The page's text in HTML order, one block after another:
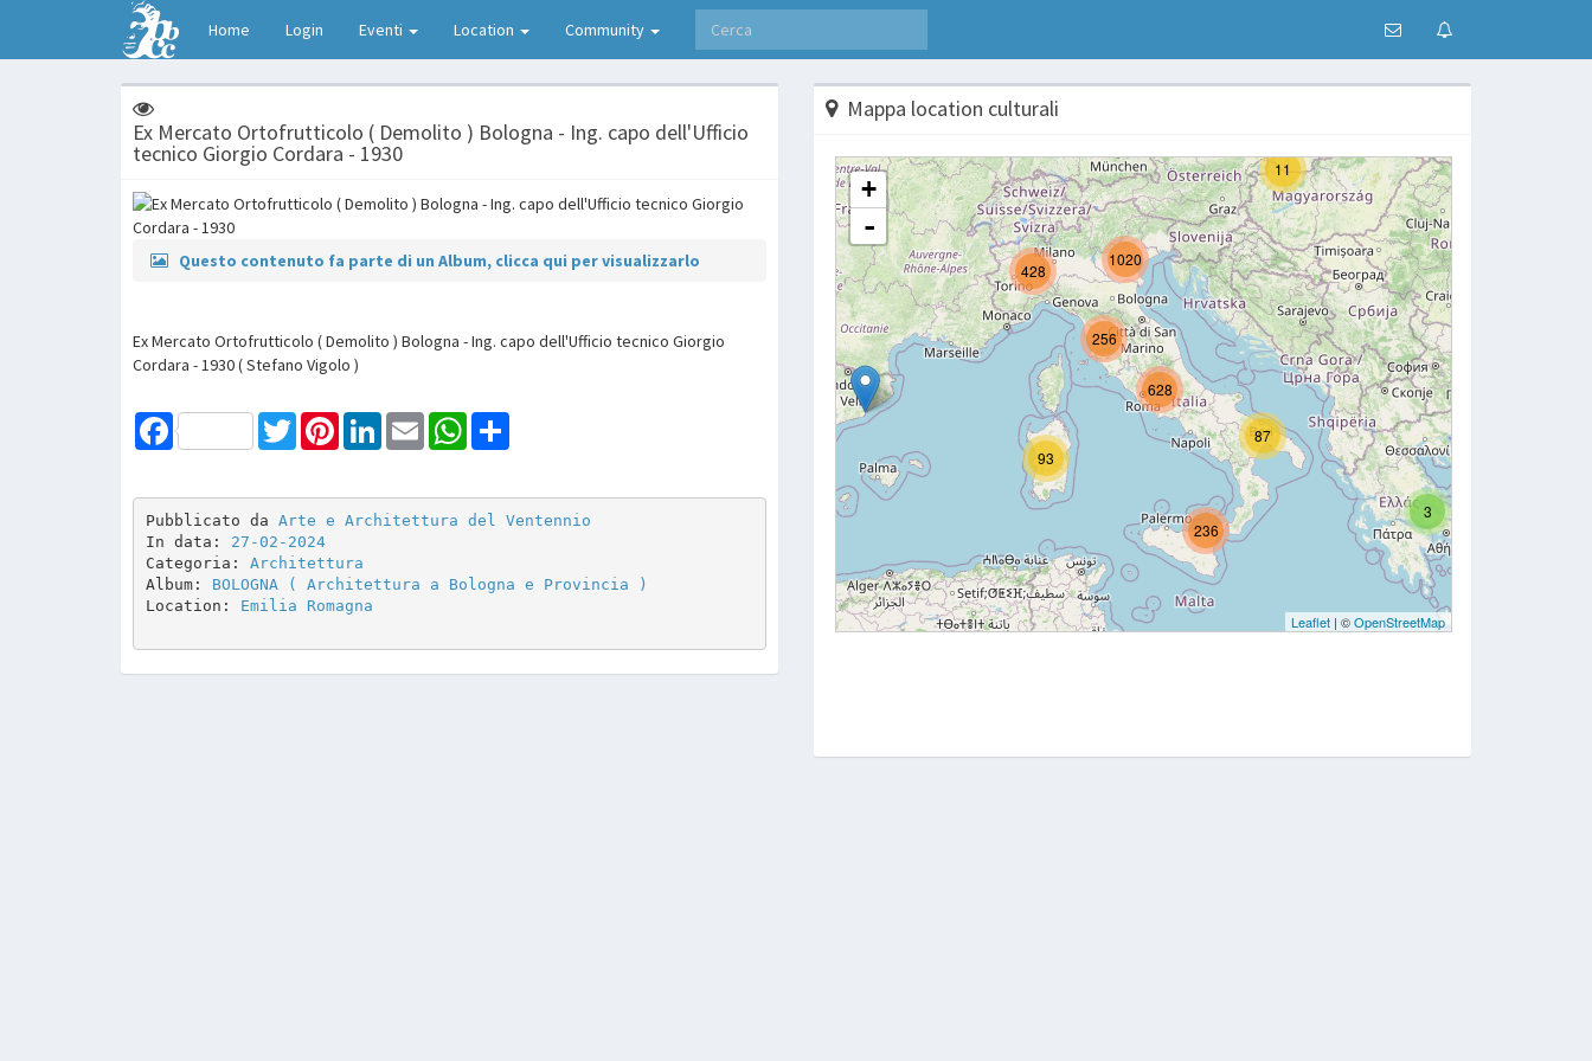
Home Login Eventi Location Community
Ex Mercato Ortofrutticolo ( Demolito ) Bologna - Ing. capo dell'Ufficio
tecnico Giorgio Cordara - 1930
Questo contenuto fa parte di un Album, clicca qui per visualizzarlo
Ex Mercato Ortofrutticolo ( Demolito ) Bologna - Ing. capo dell'Ufficio tecnico Giorgio
Cordara - 1930 ( Stefano Vigolo )
Facebook TwitterPinterestLinkedInEmail WhatsApp
Pubblicato da Arte e Architettura del Ventennio
In data: 27-02-2024
Categoria: Architettura
Album: BOLOGNA ( Architettura a Bologna e Provincia )
Location: Emilia Romagna
Mappa location culturali